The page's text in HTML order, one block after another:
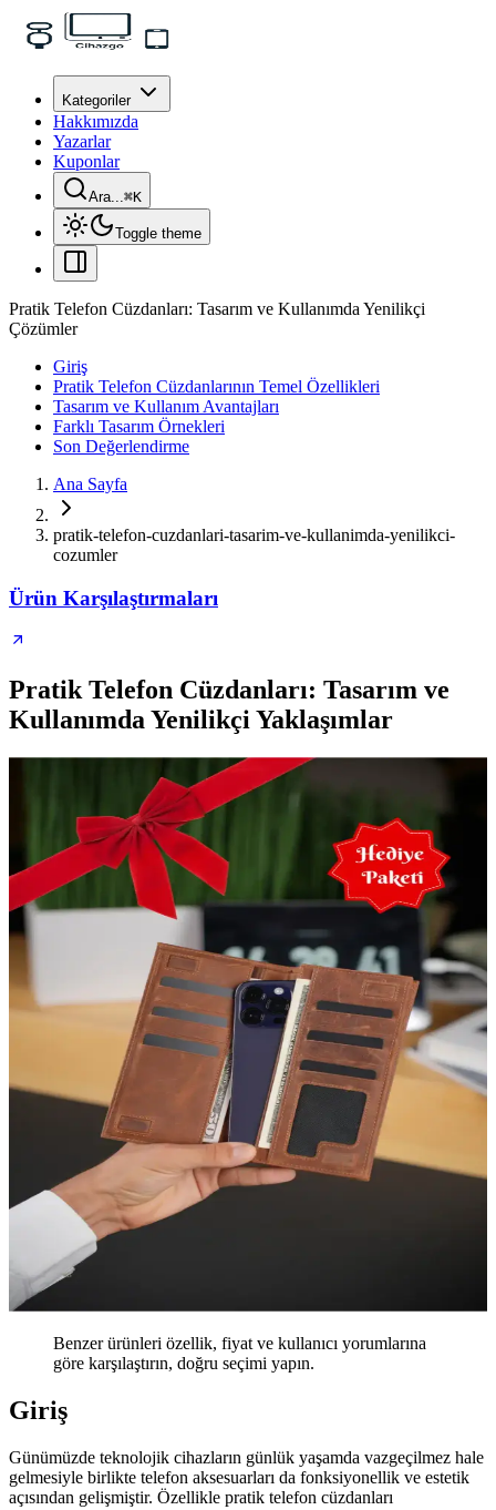
Kategoriler
Hakkımızda
Yazarlar
Kuponlar
Ara...⌘K
Toggle theme
Pratik Telefon Cüzdanları: Tasarım ve Kullanımda Yenilikçi
Çözümler
Giriş
Pratik Telefon Cüzdanlarının Temel Özellikleri
Tasarım ve Kullanım Avantajları
Farklı Tasarım Örnekleri
Son Değerlendirme
Ana Sayfa
pratik-telefon-cuzdanlari-tasarim-ve-kullanimda-yenilikci-
cozumler
Ürün Karşılaştırmaları
Pratik Telefon Cüzdanları: Tasarım ve
Kullanımda Yenilikçi Yaklaşımlar
Benzer ürünleri özellik, fiyat ve kullanıcı yorumlarına
göre karşılaştırın, doğru seçimi yapın.
Giriş
Günümüzde teknolojik cihazların günlük yaşamda vazgeçilmez hale
gelmesiyle birlikte telefon aksesuarları da fonksiyonellik ve estetik
açısından gelişmiştir. Özellikle pratik telefon cüzdanları